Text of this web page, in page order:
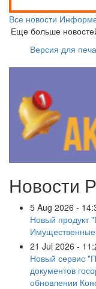
Все новости
Еще больше
Версия для
Новости
5 Aug 2026 -
Новый продукт
Имущественные
21 Jul 2026 -
Новый сервис
документов
обновлении